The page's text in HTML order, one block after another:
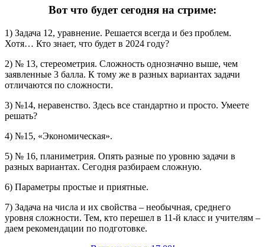
Вот что будет сегодня на стриме:
1) Задача 12, уравнение. Решается всегда и без проблем.
Хотя… Кто знает, что будет в 2024 году?
2) № 13, стереометрия. Сложность однозначно выше, чем
заявленные 3 балла. К тому же в разных вариантах задачи
отличаются по сложности.
3) №14, неравенство. Здесь все стандартно и просто. Умеете
решать?
4) №15, «Экономическая».
5) № 16, планиметрия. Опять разные по уровню задачи в
разных вариантах. Сегодня разбираем сложную.
6) Параметры простые и приятные.
7) Задача на числа и их свойства – необычная, среднего
уровня сложности. Тем, кто перешел в 11-й класс и учителям –
даем рекомендации по подготовке.